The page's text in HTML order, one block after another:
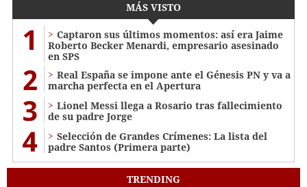
MÁS VISTO
1
Captaron sus últimos momentos: así era Jaime
Roberto Becker Menardi​​​, empresario asesinado
en SPS
2
Real España se impone ante el Génesis PN y va a
marcha perfecta en el Apertura
3
Lionel Messi llega a Rosario tras fallecimiento
de su padre Jorge
4
Selección de Grandes Crímenes: La lista del
padre Santos (Primera parte)
TRENDING